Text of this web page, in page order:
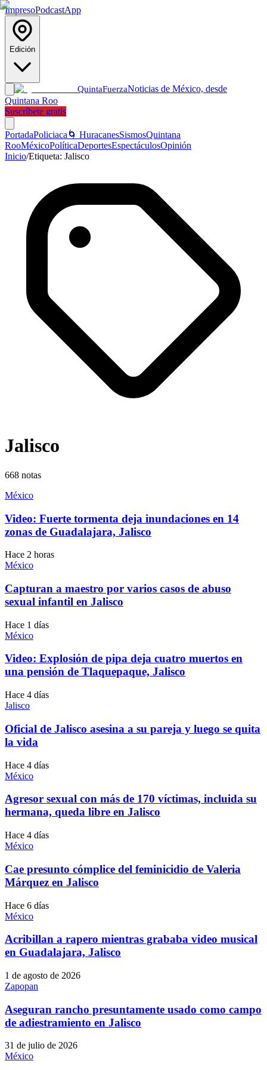
ImpresoPodcastApp
Edición
QuintaFuerzaNoticias de México, desde
Quintana Roo
Suscríbete gratis
PortadaPoliciaca 🌀 HuracanesSismosQuintana
RooMéxicoPolíticaDeportesEspectáculosOpinión
Inicio/Etiqueta: Jalisco
Jalisco
668 notas
México
Video: Fuerte tormenta deja inundaciones en 14
zonas de Guadalajara, Jalisco
Hace 2 horas
México
Capturan a maestro por varios casos de abuso
sexual infantil en Jalisco
Hace 1 días
México
Video: Explosión de pipa deja cuatro muertos en
una pensión de Tlaquepaque, Jalisco
Hace 4 días
Jalisco
Oficial de Jalisco asesina a su pareja y luego se quita
la vida
Hace 4 días
México
Agresor sexual con más de 170 víctimas, incluida su
hermana, queda libre en Jalisco
Hace 4 días
México
Cae presunto cómplice del feminicidio de Valeria
Márquez en Jalisco
Hace 6 días
México
Acribillan a rapero mientras grababa video musical
en Guadalajara, Jalisco
1 de agosto de 2026
Zapopan
Aseguran rancho presuntamente usado como campo
de adiestramiento en Jalisco
31 de julio de 2026
México